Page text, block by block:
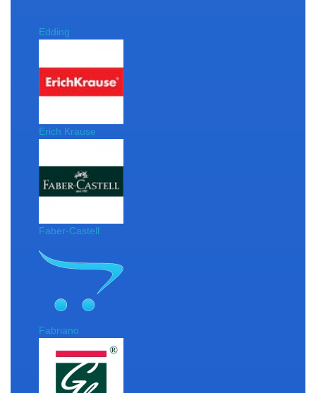
Edding
Erich Krause
Faber-Castell
Fabriano